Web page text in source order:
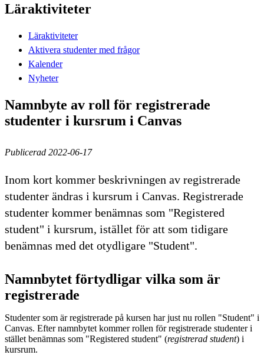
Läraktiviteter
Läraktiviteter
Aktivera studenter med frågor
Kalender
Nyheter
Namnbyte av roll för registrerade
studenter i kursrum i Canvas
Publicerad 2022-06-17
Inom kort kommer beskrivningen av registrerade
studenter ändras i kursrum i Canvas. Registrerade
studenter kommer benämnas som "Registered
student" i kursrum, istället för att som tidigare
benämnas med det otydligare "Student".
Namnbytet förtydligar vilka som är
registrerade
Studenter som är registrerade på kursen har just nu rollen "Student" i
Canvas. Efter namnbytet kommer rollen för registrerade studenter i
stället benämnas som "Registered student" (registrerad student) i
kursrum.